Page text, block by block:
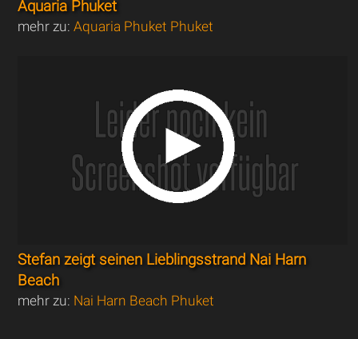
Aquaria Phuket
mehr zu:Aquaria Phuket Phuket
Stefan zeigt seinen Lieblingsstrand Nai Harn
Beach
mehr zu: Nai Harn Beach Phuket